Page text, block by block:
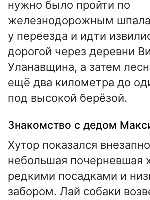
нужно было пройти по
железнодорожным
у переезда и идти
дорогой через деревни
Уланавщина, а затем
ещё два километра до
под высокой берёзой.
Знакомство с дедом
Хутор показался
небольшая почерневшая
редкими посадками и
забором. Лай собаки